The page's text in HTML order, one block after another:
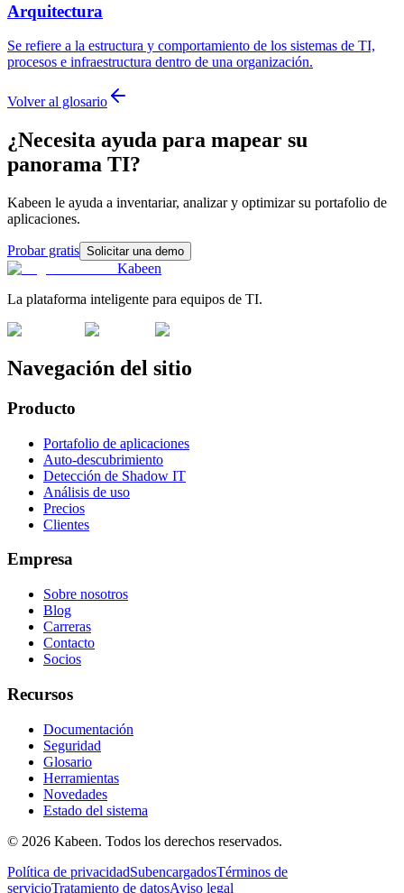
Arquitectura
Se refiere a la estructura y comportamiento de los sistemas de TI,
procesos e infraestructura dentro de una organización.
Volver al glosario
¿Necesita ayuda para mapear su
panorama TI?
Kabeen le ayuda a inventariar, analizar y optimizar su portafolio de
aplicaciones.
Probar gratis Solicitar una demo
Kabeen
La plataforma inteligente para equipos de TI.
Navegación del sitio
Producto
Portafolio de aplicaciones
Auto-descubrimiento
Detección de Shadow IT
Análisis de uso
Precios
Clientes
Empresa
Sobre nosotros
Blog
Carreras
Contacto
Socios
Recursos
Documentación
Seguridad
Glosario
Herramientas
Novedades
Estado del sistema
© 2026 Kabeen. Todos los derechos reservados.
Política de privacidadSubencargadosTérminos de
servicioTratamiento de datosAviso legal